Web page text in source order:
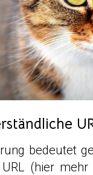
bedeutet
(hier